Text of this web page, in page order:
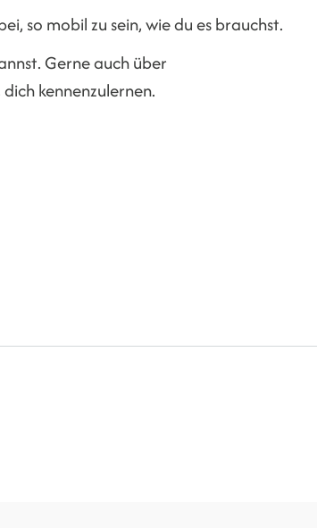
so mobil zu sein, wie du es brauchst.
Gerne auch über
kennenzulernen.